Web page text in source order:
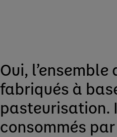
Oui,
fabriqués à
pasteurisation.
consommés